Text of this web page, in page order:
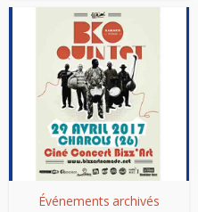
Événements archivés